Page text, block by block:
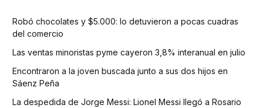
Robó chocolates y $5.000: lo detuvieron a pocas cuadras
del comercio
Las ventas minoristas pyme cayeron 3,8% interanual en julio
Encontraron a la joven buscada junto a sus dos hijos en
Sáenz Peña
La despedida de Jorge Messi: Lionel Messi llegó a Rosario